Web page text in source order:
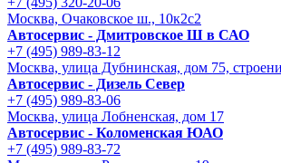
Москва, Очаковское ш., 10к2с2
Автосервис - Дмитровское Ш в САО
+7 (495) 989-83-12
Москва, улица Дубнинская, дом 75,
Автосервис - Дизель Север
+7 (495) 989-83-06
Москва, улица Лобненская, дом 17
Автосервис - Коломенская ЮАО
+7 (495) 989-83-72